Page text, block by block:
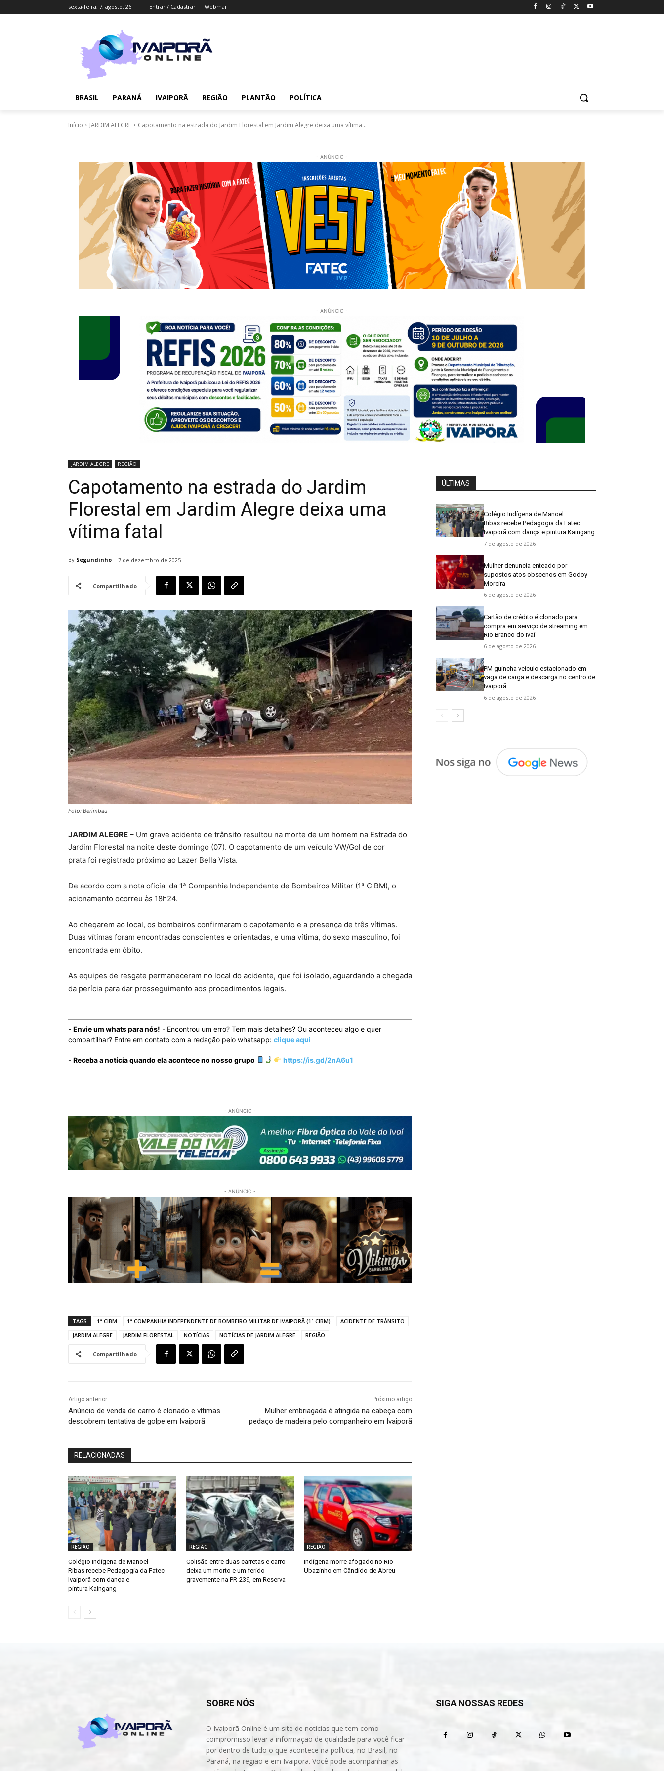
sexta-feira, 7, agosto, 26 Entrar / Cadastrar Webmail
BRASIL PARANÁ IVAIPORÃ REGIÃO PLANTÃO POLÍTICA
Início JARDIM ALEGRE Capotamento na estrada do Jardim Florestal em Jardim Alegre deixa uma vítima...
- ANÚNCIO -
- ANÚNCIO -
JARDIM ALEGRE REGIÃO
Capotamento na estrada do Jardim
Florestal em Jardim Alegre deixa uma
vítima fatal
By Segundinho 7 de dezembro de 2025
Compartilhado
Foto: Berimbau
JARDIM ALEGRE – Um grave acidente de trânsito resultou na morte de um homem na Estrada do
Jardim Florestal na noite deste domingo (07). O capotamento de um veículo VW/Gol de cor
prata foi registrado próximo ao Lazer Bella Vista.
De acordo com a nota oficial da 1ª Companhia Independente de Bombeiros Militar (1ª CIBM), o
acionamento ocorreu às 18h24.
Ao chegarem ao local, os bombeiros confirmaram o capotamento e a presença de três vítimas.
Duas vítimas foram encontradas conscientes e orientadas, e uma vítima, do sexo masculino, foi
encontrada em óbito.
As equipes de resgate permaneceram no local do acidente, que foi isolado, aguardando a chegada
da perícia para dar prosseguimento aos procedimentos legais.
- Envie um whats para nós! - Encontrou um erro? Tem mais detalhes? Ou aconteceu algo e quer
compartilhar? Entre em contato com a redação pelo whatsapp: clique aqui
- Receba a notícia quando ela acontece no nosso grupo https://is.gd/2nA6u1
- ANÚNCIO -
- ANÚNCIO -
TAGS 1ª CIBM 1ª COMPANHIA INDEPENDENTE DE BOMBEIRO MILITAR DE IVAIPORÃ (1ª CIBM)
ACIDENTE DE TRÂNSITO
JARDIM ALEGRE
JARDIM FLORESTAL NOTÍCIAS NOTÍCIAS DE JARDIM ALEGRE REGIÃO
Compartilhado
Artigo anterior
Anúncio de venda de carro é clonado e vítimas
descobrem tentativa de golpe em Ivaiporã
Próximo artigo
Mulher embriagada é atingida na cabeça com
pedaço de madeira pelo companheiro em Ivaiporã
RELACIONADAS
REGIÃO
Colégio Indígena de Manoel
Ribas recebe Pedagogia da Fatec
Ivaiporã com dança e
pintura Kaingang
REGIÃO
Colisão entre duas carretas e carro
deixa um morto e um ferido
gravemente na PR-239, em Reserva
REGIÃO
Indígena morre afogado no Rio
Ubazinho em Cândido de Abreu
ÚLTIMAS
Colégio Indígena de Manoel
Ribas recebe Pedagogia da Fatec
Ivaiporã com dança e pintura Kaingang
7 de agosto de 2026
Mulher denuncia enteado por
supostos atos obscenos em Godoy
Moreira
6 de agosto de 2026
Cartão de crédito é clonado para
compra em serviço de streaming em
Rio Branco do Ivaí
6 de agosto de 2026
PM guincha veículo estacionado em
vaga de carga e descarga no centro de
Ivaiporã
6 de agosto de 2026
SOBRE NÓS
O Ivaiporã Online é um site de notícias que tem como
compromisso levar a informação de qualidade para você ficar
por dentro de tudo o que acontece na política, no Brasil, no
Paraná, na região e em Ivaiporã. Você pode acompanhar as
SIGA NOSSAS REDES